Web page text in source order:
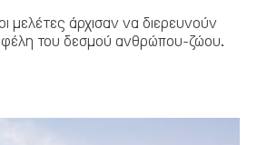
μελέτες άρχισαν να διερευνούν
του δεσμού ανθρώπου-ζώου.